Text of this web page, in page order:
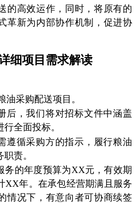
的高效运作，同时，将原有的
革新为内部协作机制，促进协
细项目需求解读
油采购配送项目。
后，我们将对招标文件中涵盖
全面投标。
遵循采购方的指示，履行粮油
责。
务的年度预算为XX元，有效期
XX年。在承包经营期满且服务
情况下，有意向者可协商续签